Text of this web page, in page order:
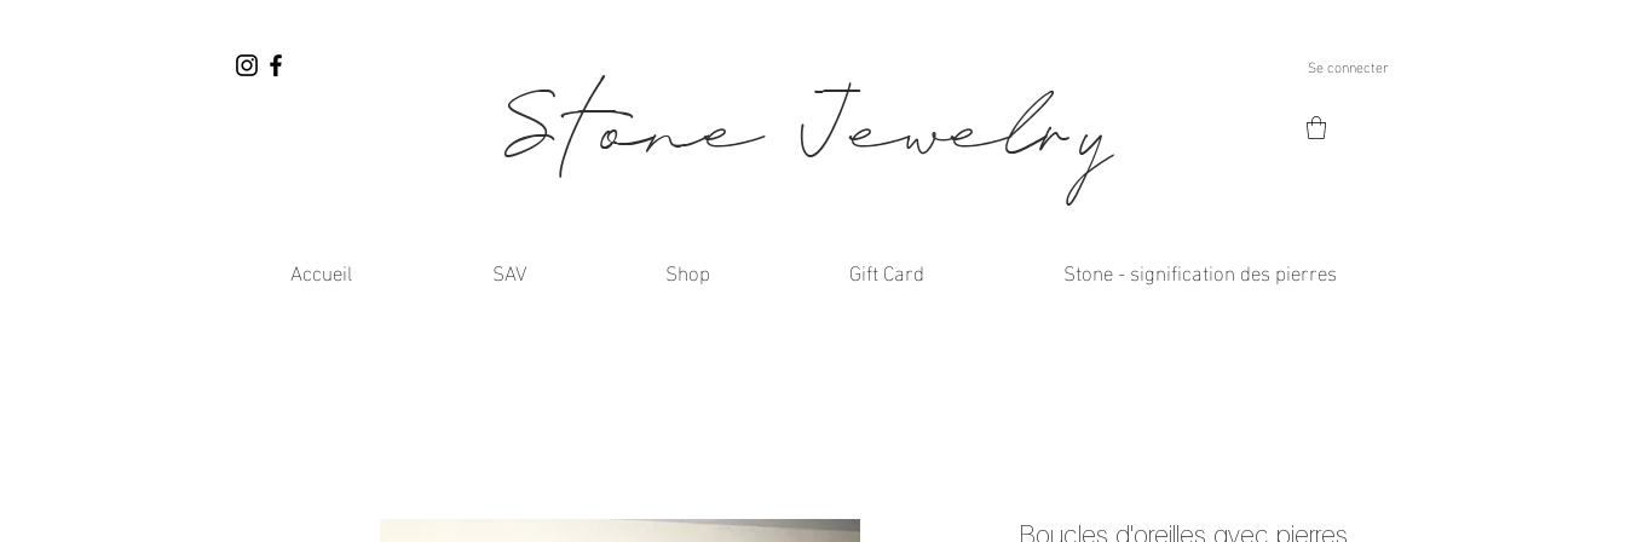
Stone Jewelry
Se connecter
Accueil SAV Shop Gift Card Stone - signification des pierres
Boucles d'oreilles avec pierres